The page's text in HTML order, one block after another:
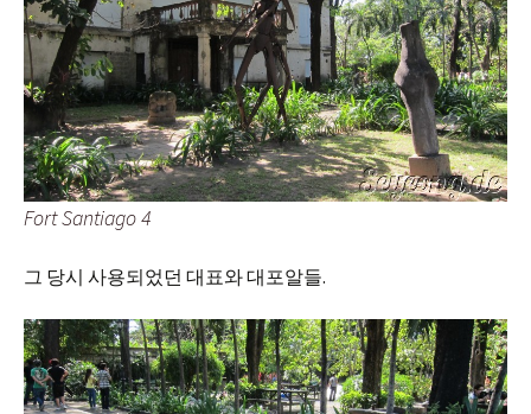
Fort Santiago 4
그 당시 사용되었던 대표와 대포알들.